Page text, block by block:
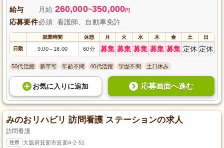
給与 月給 260,000~350,000円
応募要件必須: 看護師、自動車免許
就業時間 休憩 月 火 水 木 金 土 日
日勤 9:00～ 18:00 60分 募集 募集 募集 募集 募集 定休 定休
50代活躍 新卒可 年齢不問 40代活躍 学歴不問 土日休み
お気に入り に追加 応募画面へ進む
みのおリハビリ 訪問看護 ステーションの求人
訪問看護
住所 大阪府箕面市箕面4-2-51